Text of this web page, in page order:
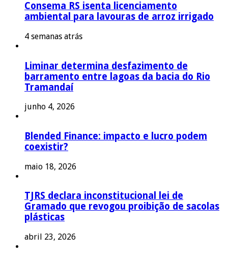
Consema RS isenta licenciamento
ambiental para lavouras de arroz irrigado
4 semanas atrás
Liminar determina desfazimento de
barramento entre lagoas da bacia do Rio
Tramandaí
junho 4, 2026
Blended Finance: impacto e lucro podem
coexistir?
maio 18, 2026
TJRS declara inconstitucional lei de
Gramado que revogou proibição de sacolas
plásticas
abril 23, 2026